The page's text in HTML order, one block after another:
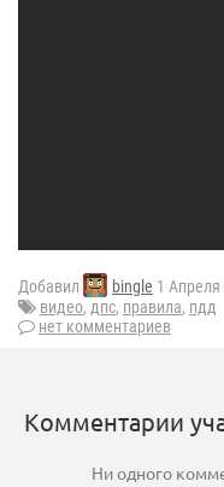
Добавил bingle 1 Апреля
видео, дпс, правила, пдд
нет комментариев
Комментарии
Ни одного